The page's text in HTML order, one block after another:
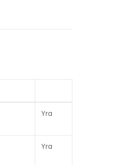
Yra
Yra